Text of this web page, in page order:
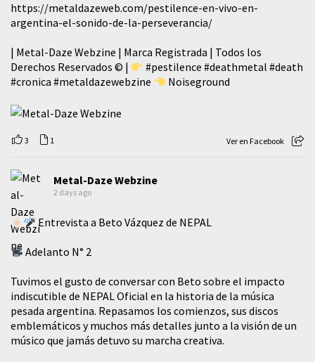
https://metaldazeweb.com/pestilence-en-vivo-en-
argentina-el-sonido-de-la-perseverancia/
| Metal-Daze Webzine | Marca Registrada | Todos los
Derechos Reservados © |
#pestilence #deathmetal #death
#cronica #metaldazewebzine Noiseground
3 1 Ver en Facebook
Metal-Daze Webzine
2 days ago
Entrevista a Beto Vázquez de NEPAL
Adelanto N° 2
Tuvimos el gusto de conversar con Beto sobre el impacto
indiscutible de NEPAL Oficial en la historia de la música
pesada argentina. Repasamos los comienzos, sus discos
emblemáticos y muchos más detalles junto a la visión de un
músico que jamás detuvo su marcha creativa.